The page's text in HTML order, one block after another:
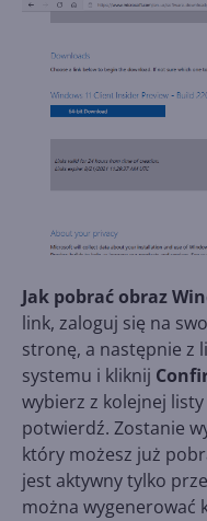
Jak pobrać obraz
link, zaloguj się na
stronę, a następnie z
systemu i kliknij
wybierz z kolejnej
potwierdź. Zostanie
który możesz już
jest aktywny tylko
można wygenerować